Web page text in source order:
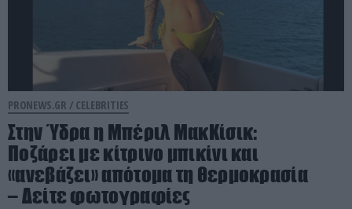
PRONEWS.GR / CELEBRITIES
Στην Ύδρα η Μπέριλ ΜακΚίσικ:
Ποζάρει με κίτρινο μπικίνι και
«ανεβάζει» απότομα τη θερμοκρασία
– Δείτε φωτογραφίες